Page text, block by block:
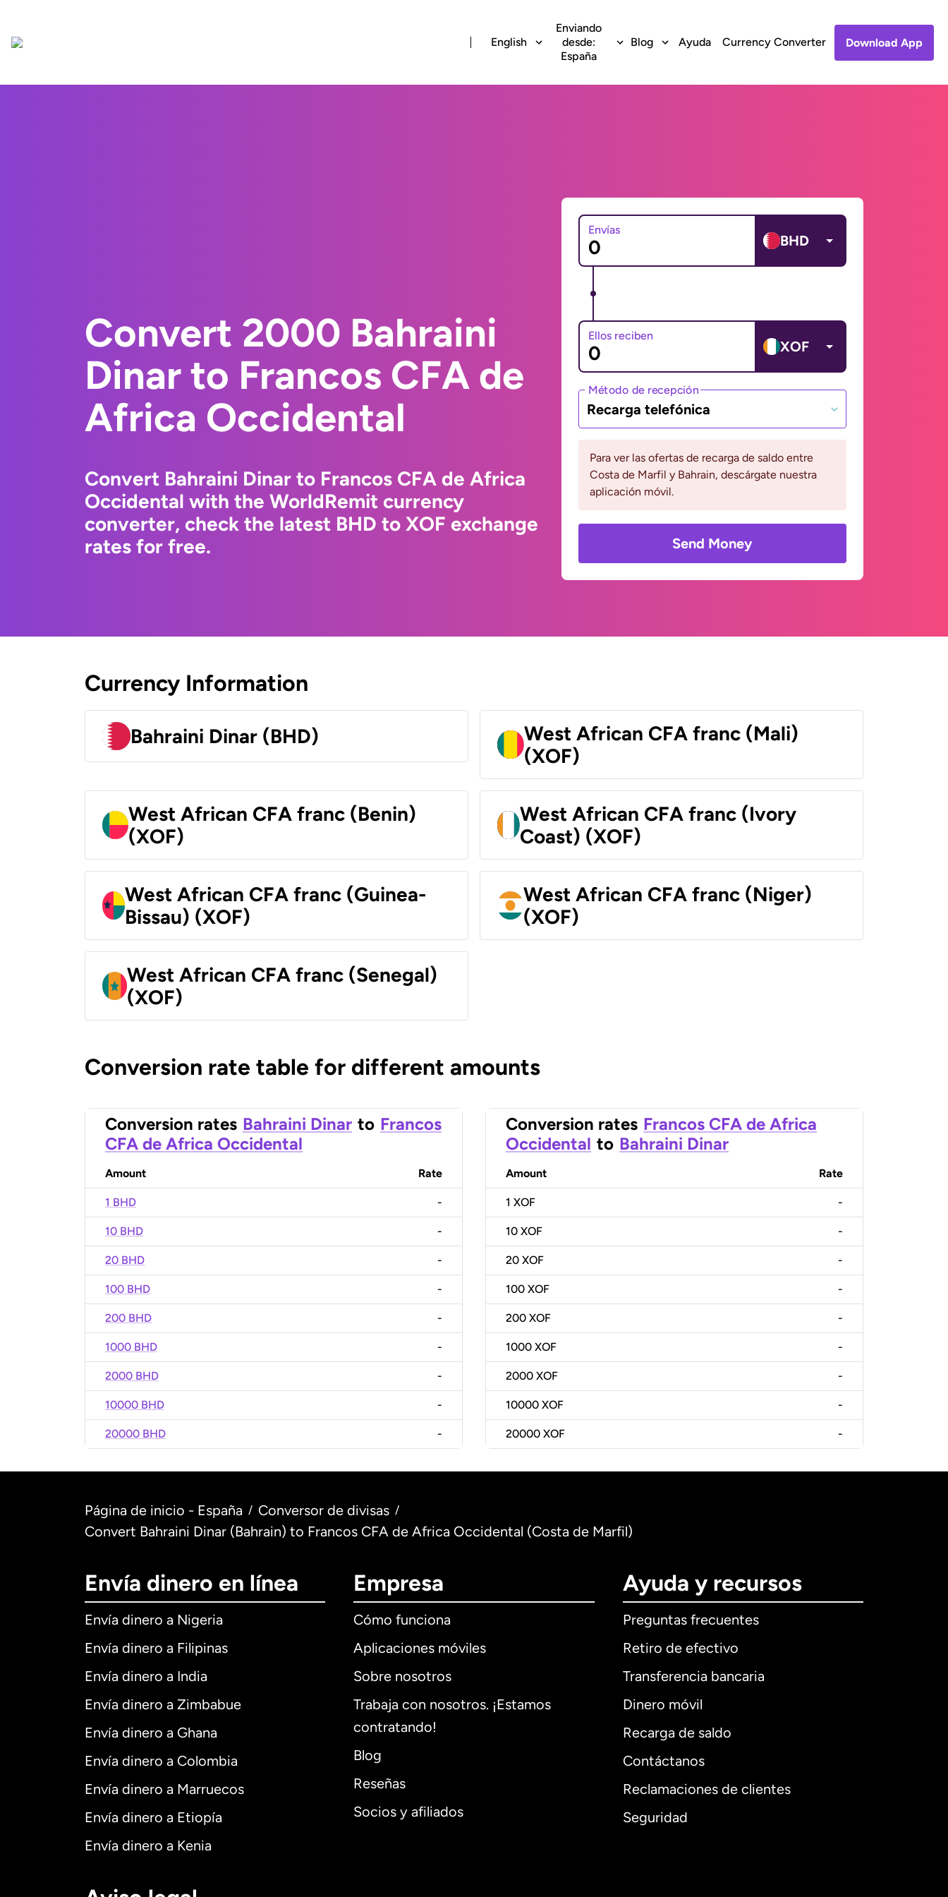
English
Enviando
desde:
España
Blog Ayuda Currency Converter Download App
Convert 2000 Bahraini
Dinar to Francos CFA de
Africa Occidental
Convert Bahraini Dinar to Francos CFA de Africa
Occidental with the WorldRemit currency
converter, check the latest BHD to XOF exchange
rates for free.
Envías
BHD
Ellos reciben
XOF
Método de recepción
Recarga telefónica
Para ver las ofertas de recarga de saldo entre
Costa de Marfil y Bahrain, descárgate nuestra
aplicación móvil.
Send Money
Currency Information
Bahraini Dinar (BHD)
West African CFA franc (Mali)
(XOF)
West African CFA franc (Benin)
(XOF)
West African CFA franc (Ivory
Coast) (XOF)
West African CFA franc (Guinea-
Bissau) (XOF)
West African CFA franc (Niger)
(XOF)
West African CFA franc (Senegal)
(XOF)
Conversion rate table for different amounts
Conversion rates Bahraini Dinar to Francos
CFA de Africa Occidental
Amount Rate
1 BHD -
10 BHD -
20 BHD -
100 BHD -
200 BHD -
1000 BHD -
2000 BHD -
10000 BHD -
20000 BHD -
Conversion rates Francos CFA de Africa
Occidental to Bahraini Dinar
Amount Rate
1 XOF -
10 XOF -
20 XOF -
100 XOF -
200 XOF -
1000 XOF -
2000 XOF -
10000 XOF -
20000 XOF -
Página de inicio - España / Conversor de divisas /
Convert Bahraini Dinar (Bahrain) to Francos CFA de Africa Occidental (Costa de Marfil)
Envía dinero en línea
Envía dinero a Nigeria
Envía dinero a Filipinas
Envía dinero a India
Envía dinero a Zimbabue
Envía dinero a Ghana
Envía dinero a Colombia
Envía dinero a Marruecos
Envía dinero a Etiopía
Envía dinero a Kenia
Empresa
Cómo funciona
Aplicaciones móviles
Sobre nosotros
Trabaja con nosotros. ¡Estamos
contratando!
Blog
Reseñas
Socios y afiliados
Ayuda y recursos
Preguntas frecuentes
Retiro de efectivo
Transferencia bancaria
Dinero móvil
Recarga de saldo
Contáctanos
Reclamaciones de clientes
Seguridad